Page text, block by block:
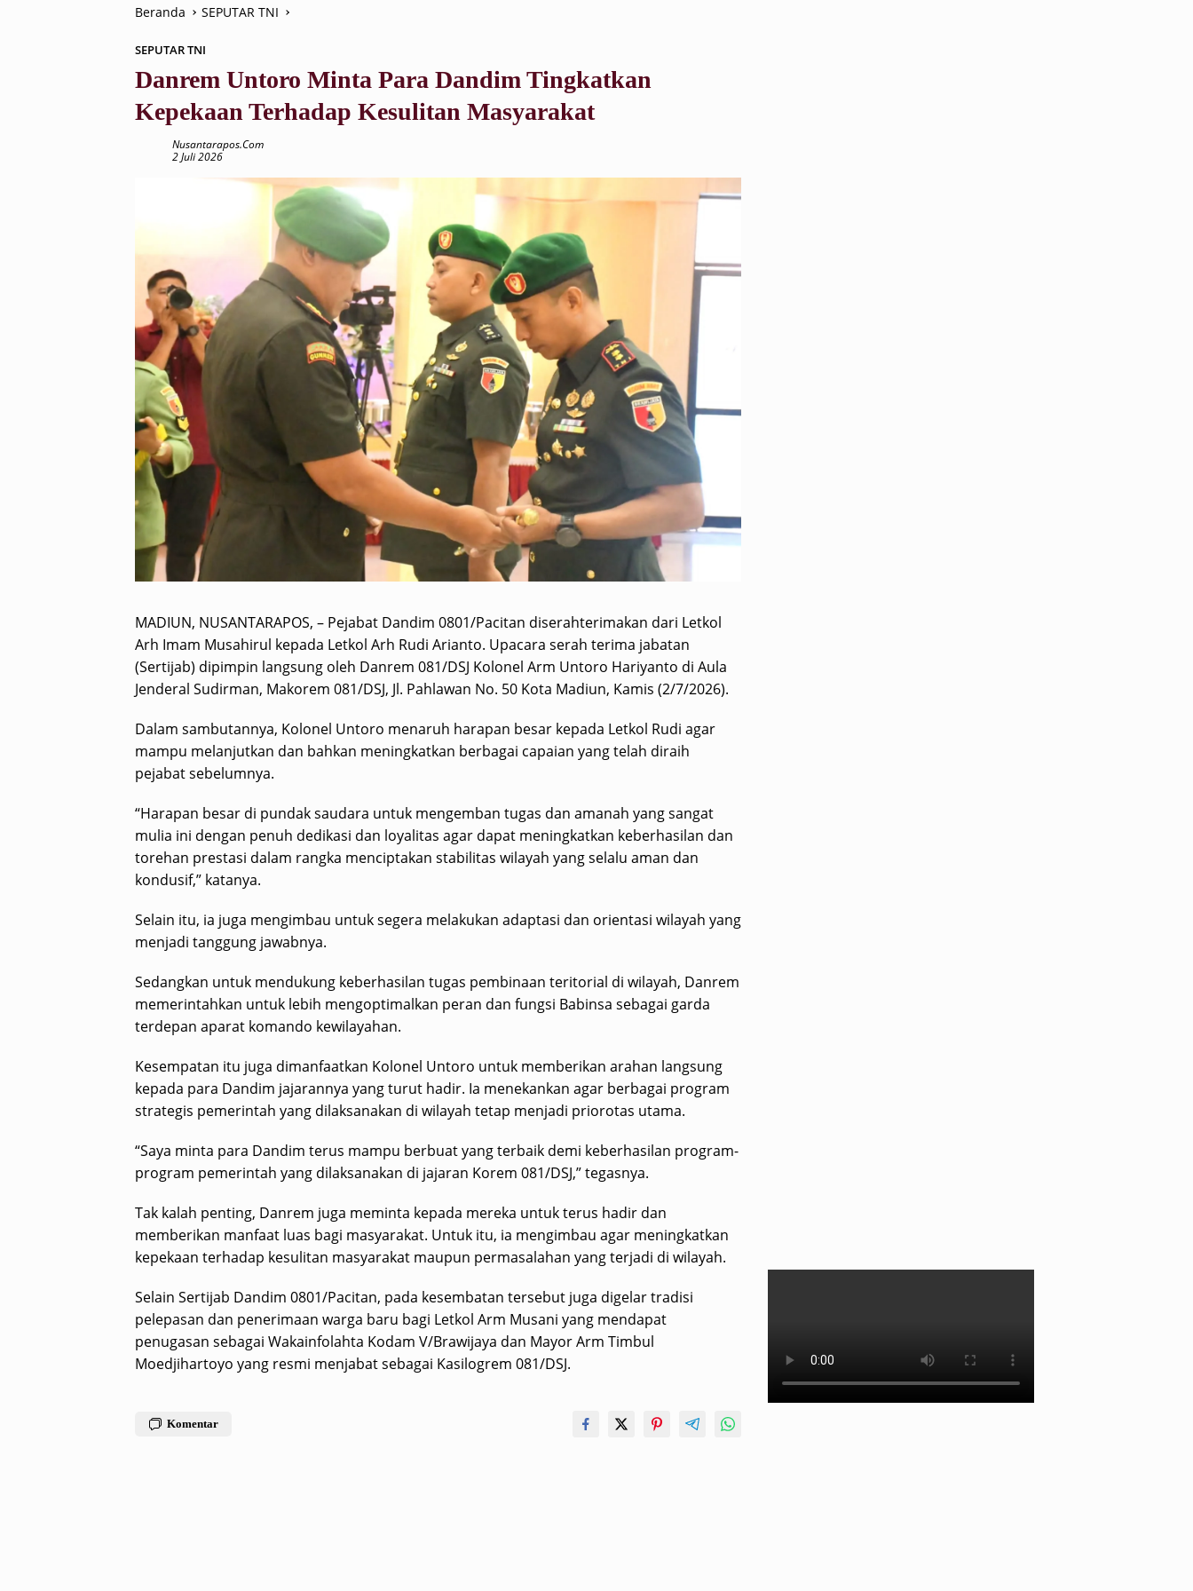
Beranda SEPUTAR TNI
SEPUTAR TNI
Danrem Untoro Minta Para Dandim Tingkatkan
Kepekaan Terhadap Kesulitan Masyarakat
Nusantarapos.com
2 Juli 2026
MADIUN, NUSANTARAPOS, – Pejabat Dandim 0801/Pacitan diserahterimakan dari Letkol
Arh Imam Musahirul kepada Letkol Arh Rudi Arianto. Upacara serah terima jabatan
(Sertijab) dipimpin langsung oleh Danrem 081/DSJ Kolonel Arm Untoro Hariyanto di Aula
Jenderal Sudirman, Makorem 081/DSJ, Jl. Pahlawan No. 50 Kota Madiun, Kamis (2/7/2026).
Dalam sambutannya, Kolonel Untoro menaruh harapan besar kepada Letkol Rudi agar
mampu melanjutkan dan bahkan meningkatkan berbagai capaian yang telah diraih
pejabat sebelumnya.
“Harapan besar di pundak saudara untuk mengemban tugas dan amanah yang sangat
mulia ini dengan penuh dedikasi dan loyalitas agar dapat meningkatkan keberhasilan dan
torehan prestasi dalam rangka menciptakan stabilitas wilayah yang selalu aman dan
kondusif,” katanya.
Selain itu, ia juga mengimbau untuk segera melakukan adaptasi dan orientasi wilayah yang
menjadi tanggung jawabnya.
Sedangkan untuk mendukung keberhasilan tugas pembinaan teritorial di wilayah, Danrem
memerintahkan untuk lebih mengoptimalkan peran dan fungsi Babinsa sebagai garda
terdepan aparat komando kewilayahan.
Kesempatan itu juga dimanfaatkan Kolonel Untoro untuk memberikan arahan langsung
kepada para Dandim jajarannya yang turut hadir. Ia menekankan agar berbagai program
strategis pemerintah yang dilaksanakan di wilayah tetap menjadi priorotas utama.
“Saya minta para Dandim terus mampu berbuat yang terbaik demi keberhasilan program-
program pemerintah yang dilaksanakan di jajaran Korem 081/DSJ,” tegasnya.
Tak kalah penting, Danrem juga meminta kepada mereka untuk terus hadir dan
memberikan manfaat luas bagi masyarakat. Untuk itu, ia mengimbau agar meningkatkan
kepekaan terhadap kesulitan masyarakat maupun permasalahan yang terjadi di wilayah.
Selain Sertijab Dandim 0801/Pacitan, pada kesembatan tersebut juga digelar tradisi
pelepasan dan penerimaan warga baru bagi Letkol Arm Musani yang mendapat
penugasan sebagai Wakainfolahta Kodam V/Brawijaya dan Mayor Arm Timbul
Moedjihartoyo yang resmi menjabat sebagai Kasilogrem 081/DSJ.
Komentar